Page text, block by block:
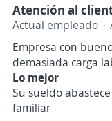
Atención al
Actual empleado
Empresa con
demasiada carga
Lo mejor
Su sueldo
familiar